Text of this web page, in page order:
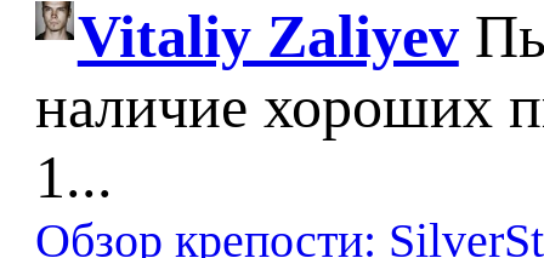
Vitaliy Zaliyev
наличие хороших
1...
Обзор крепости: